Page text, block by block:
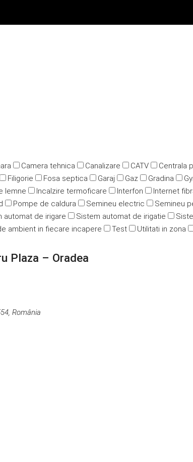
Camera tehnica Canalizare CATV Centrala
Filigorie Fosa septica Garaj Gaz Gradina
lemne Incalzire termoficare Interfon Internet
Pompe de caldura Semineu electric Semineu
automat de irigare Sistem automat de irigatie
ambient in fiecare incapere Test Utilitati in zona
Plaza – Oradea
România